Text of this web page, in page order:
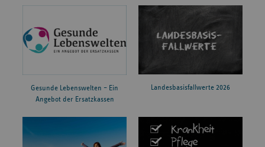
Gesunde Lebenswelten – Ein
Angebot der Ersatzkassen
Landesbasisfallwerte 2026